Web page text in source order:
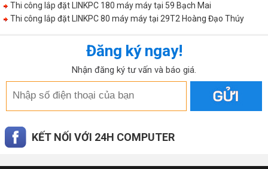
Thi công lắp đặt LINKPC 180 máy máy tại 59 Bạch Mai
Thi công lắp đặt LINKPC 80 máy máy tại 29T2 Hoàng Đạo Thúy
Đăng ký ngay!
Nhận đăng ký tư vấn và báo giá.
KẾT NỐI VỚI 24H COMPUTER